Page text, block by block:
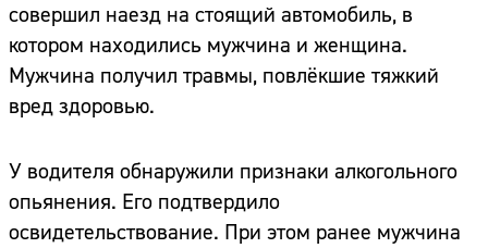
совершил наезд на стоящий автомобиль, в
котором находились мужчина и женщина.
Мужчина получил травмы, повлёкшие тяжкий
вред здоровью.
У водителя обнаружили признаки алкогольного
опьянения. Его подтвердило
освидетельствование. При этом ранее мужчина